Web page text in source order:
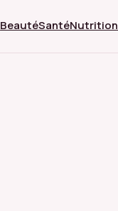
BeautéSantéNutrition